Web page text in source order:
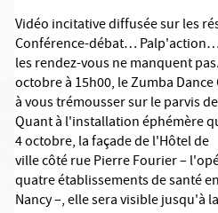
Vidéo incitative diffusée sur les
Conférence-débat…
les rendez-vous ne manquent
octobre à 15h00, le Zumba
à vous trémousser sur le parvis
Quant à l'installation éphémère
4 octobre, la façade de l'Hôtel de
ville côté rue Pierre Fourier –
quatre établissements de santé
Nancy –, elle sera visible jusqu'à